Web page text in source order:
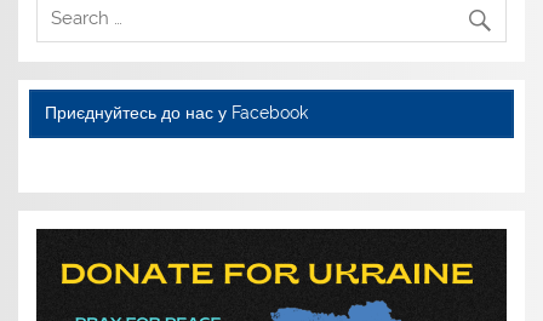
Приєднуйтесь до нас у Facebook
WordPress YouTube